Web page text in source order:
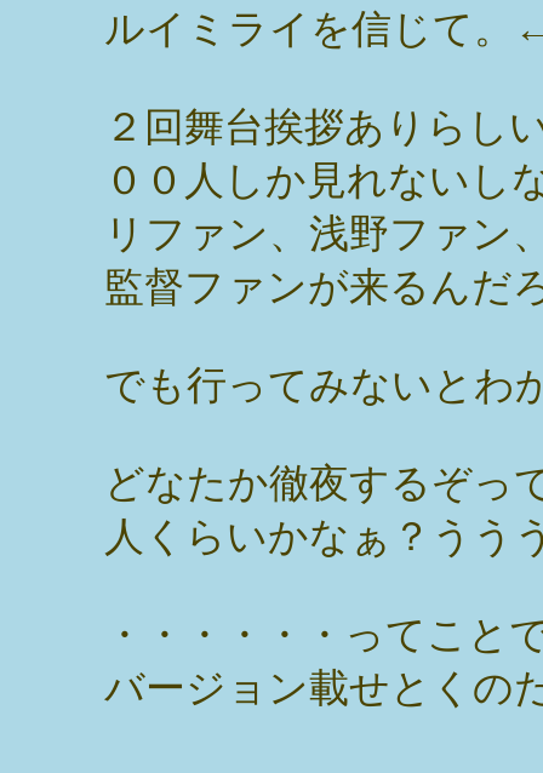
ルイミライを信じて。
２回舞台挨拶ありらし
００人しか見れないし
リファン、浅野ファン
監督ファンが来るんだ
でも行ってみないとわ
どなたか徹夜するぞっ
人くらいかなぁ？うう
・・・・・・ってこと
バージョン載せとくの